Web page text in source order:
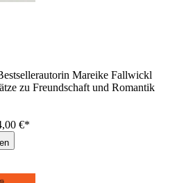
Mareike Fallwickl
zu Freundschaft und Romantik
€*